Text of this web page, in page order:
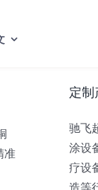
准
定制
驰飞
涂设
疗设